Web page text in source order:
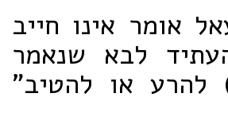
אומר אינו חייב
לבא שנאמר
להרע או להטיב"